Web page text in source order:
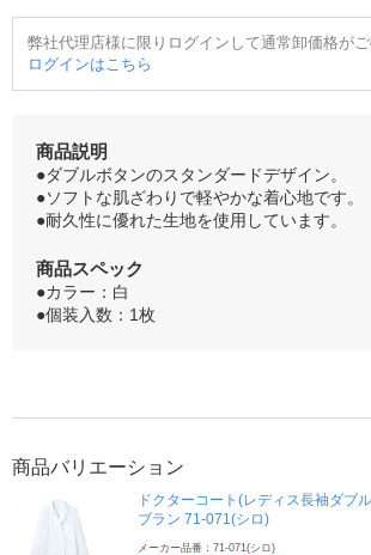
弊社代理店様に限りログインして通常卸価格が
ログインはこちら
商品説明
●ダブルボタンのスタンダードデザイン。
●ソフトな肌ざわりで軽やかな着心地です。
●耐久性に優れた生地を使用しています。
商品スペック
●カラー：白
●個装入数：1枚
商品バリエーション
ドクターコート(レディス長袖ダブ
ブラン 71-071(シロ)
メーカー品番：71-071(シロ)